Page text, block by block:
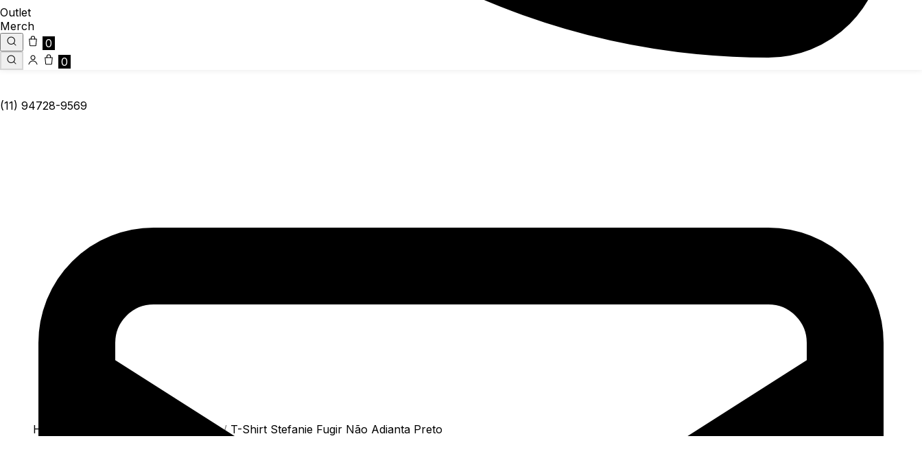
(11) 94728-9569
Outlet
Merch
0
0
Home T-Shirts / T-Shirt Stefanie Fugir Não Adianta Preto